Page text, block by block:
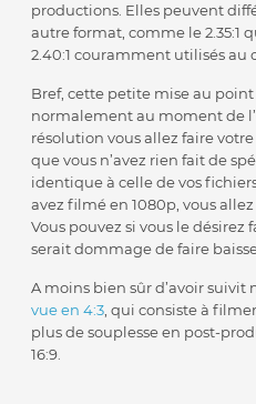
productions. Elles peuvent
autre format, comme le 2.35:1
2.40:1 couramment utilisés au
Bref, cette petite mise au point
normalement au moment de
résolution vous allez faire
que vous n’avez rien fait de
identique à celle de vos
avez filmé en 1080p, vous
Vous pouvez si vous le
serait dommage de faire
A moins bien sûr d’avoir suivit
vue en 4:3, qui consiste à
plus de souplesse en post-
16:9.